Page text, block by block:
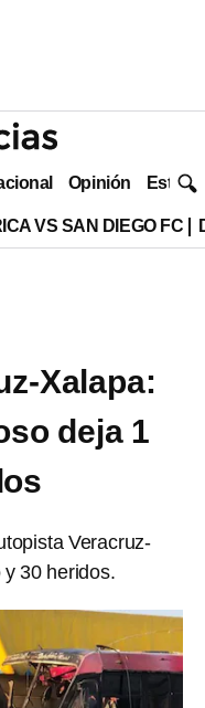
Opinión Estilo
VS SAN DIEGO FC
Xalapa:
deja 1
Veracruz-
30 heridos.